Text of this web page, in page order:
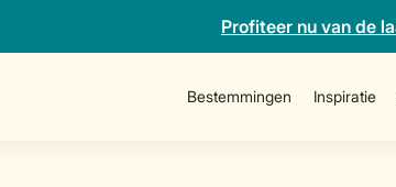
Profiteer nu van de
Bestemmingen Inspiratie